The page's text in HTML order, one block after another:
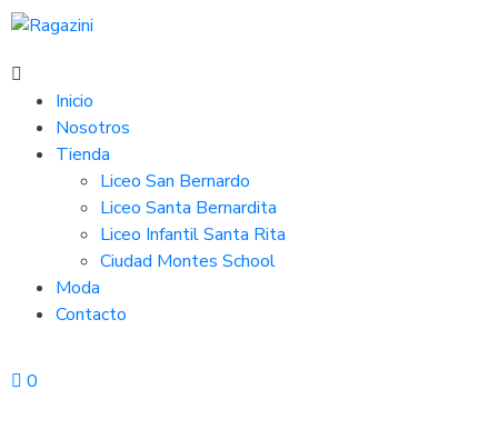
Inicio
Nosotros
Tienda
Liceo San Bernardo
Liceo Santa Bernardita
Liceo Infantil Santa Rita
Ciudad Montes School
Moda
Contacto
0